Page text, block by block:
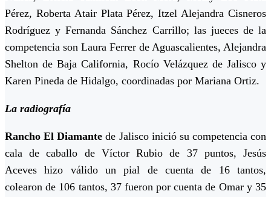
Pérez, Roberta Atair Plata Pérez, Itzel Alejandra Cisneros
Rodríguez y Fernanda Sánchez Carrillo; las jueces de la
competencia son Laura Ferrer de Aguascalientes, Alejandra
Shelton de Baja California, Rocío Velázquez de Jalisco y
Karen Pineda de Hidalgo, coordinadas por Mariana Ortiz.
La radiografía
Rancho El Diamante de Jalisco inició su competencia con
cala de caballo de Víctor Rubio de 37 puntos, Jesús
Aceves hizo válido un pial de cuenta de 16 tantos,
colearon de 106 tantos, 37 fueron por cuenta de Omar y 35